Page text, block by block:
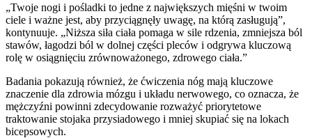
„Twoje nogi i pośladki to jedne z największych mięśni w twoim
ciele i ważne jest, aby przyciągnęły uwagę, na którą zasługują”,
kontynuuje. „Niższa siła ciała pomaga w sile rdzenia, zmniejsza ból
stawów, łagodzi ból w dolnej części pleców i odgrywa kluczową
rolę w osiągnięciu zrównoważonego, zdrowego ciała.”
Badania pokazują również, że ćwiczenia nóg mają kluczowe
znaczenie dla zdrowia mózgu i układu nerwowego, co oznacza, że
mężczyźni powinni zdecydowanie rozważyć priorytetowe
traktowanie stojaka przysiadowego i mniej skupiać się na lokach
bicepsowych.